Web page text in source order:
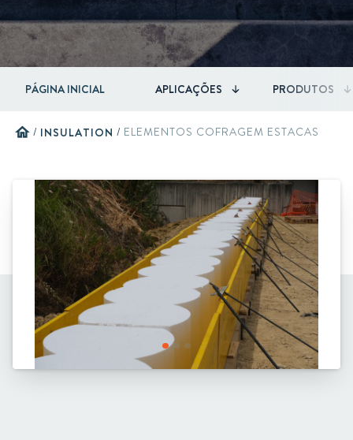
PÁGINA INICIAL APLICAÇÕES PRODUTOS
home / INSULATION / ELEMENTOS COFRAGEM ESTACAS